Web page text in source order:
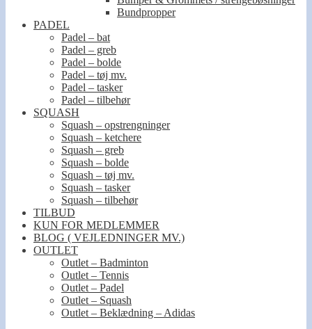
Bundpropper
PADEL
Padel – bat
Padel – greb
Padel – bolde
Padel – tøj mv.
Padel – tasker
Padel – tilbehør
SQUASH
Squash – opstrengninger
Squash – ketchere
Squash – greb
Squash – bolde
Squash – tøj mv.
Squash – tasker
Squash – tilbehør
TILBUD
KUN FOR MEDLEMMER
BLOG ( VEJLEDNINGER MV.)
OUTLET
Outlet – Badminton
Outlet – Tennis
Outlet – Padel
Outlet – Squash
Outlet – Beklædning – Adidas